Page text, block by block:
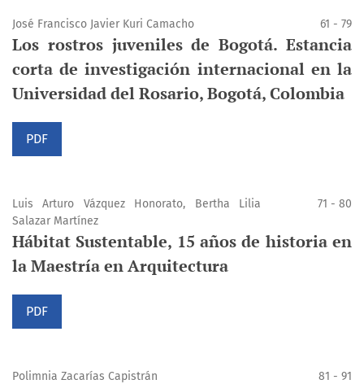
José Francisco Javier Kuri Camacho 61 - 79
Los rostros juveniles de Bogotá. Estancia
corta de investigación internacional en la
Universidad del Rosario, Bogotá, Colombia
PDF
Luis Arturo Vázquez Honorato, Bertha Lilia
Salazar Martínez
71 - 80
Hábitat Sustentable, 15 años de historia en
la Maestría en Arquitectura
PDF
Polimnia Zacarías Capistrán 81 - 91